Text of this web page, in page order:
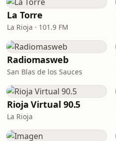
La Torre
La Rioja · 101.9 FM
Radiomasweb
San Blas de los Sauces
Rioja Virtual 90.5
La Rioja